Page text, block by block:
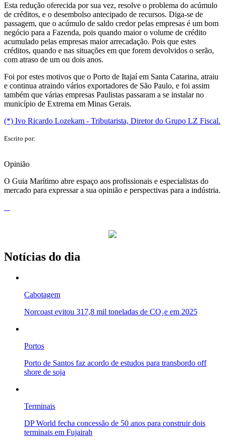
Esta redução oferecida por sua vez, resolve o problema do acúmulo
de créditos, e o desembolso antecipado de recursos. Diga-se de
passagem, que o acúmulo de saldo credor pelas empresas é um bom
negócio para a Fazenda, pois quando maior o volume de crédito
acumulado pelas empresas maior arrecadação. Pois que estes
créditos, quando e nas situações em que forem devolvidos o serão,
com atraso de um ou dois anos.
Foi por estes motivos que o Porto de Itajaí em Santa Catarina, atraiu
e continua atraindo vários exportadores de São Paulo, e foi assim
também que várias empresas Paulistas passaram a se instalar no
município de Extrema em Minas Gerais.
(*) Ivo Ricardo Lozekam - Tributarista, Diretor do Grupo LZ Fiscal.
Escrito por:
Opinião
O Guia Marítimo abre espaço aos profissionais e especialistas do
mercado para expressar a sua opinião e perspectivas para a indústria.
Notícias do dia
Cabotagem
Norcoast evitou 317,8 mil toneladas de CO₂e em 2025
Portos
Porto de Santos faz acordo de estudos para transbordo off
shore de soja
Terminais
DP World fecha concessão de 50 anos para construir dois
terminais em Fujairah